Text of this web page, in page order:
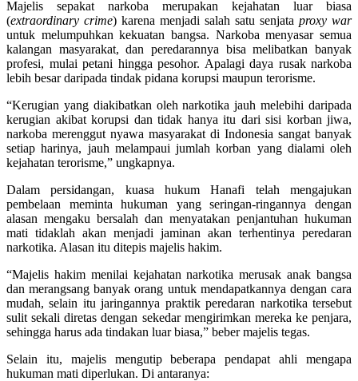
Majelis sepakat narkoba merupakan kejahatan luar biasa
(extraordinary crime) karena menjadi salah satu senjata proxy war
untuk melumpuhkan kekuatan bangsa. Narkoba menyasar semua
kalangan masyarakat, dan peredarannya bisa melibatkan banyak
profesi, mulai petani hingga pesohor. Apalagi daya rusak narkoba
lebih besar daripada tindak pidana korupsi maupun terorisme.
“Kerugian yang diakibatkan oleh narkotika jauh melebihi daripada
kerugian akibat korupsi dan tidak hanya itu dari sisi korban jiwa,
narkoba merenggut nyawa masyarakat di Indonesia sangat banyak
setiap harinya, jauh melampaui jumlah korban yang dialami oleh
kejahatan terorisme,” ungkapnya.
Dalam persidangan, kuasa hukum Hanafi telah mengajukan
pembelaan meminta hukuman yang seringan-ringannya dengan
alasan mengaku bersalah dan menyatakan penjantuhan hukuman
mati tidaklah akan menjadi jaminan akan terhentinya peredaran
narkotika. Alasan itu ditepis majelis hakim.
“Majelis hakim menilai kejahatan narkotika merusak anak bangsa
dan merangsang banyak orang untuk mendapatkannya dengan cara
mudah, selain itu jaringannya praktik peredaran narkotika tersebut
sulit sekali diretas dengan sekedar mengirimkan mereka ke penjara,
sehingga harus ada tindakan luar biasa,” beber majelis tegas.
Selain itu, majelis mengutip beberapa pendapat ahli mengapa
hukuman mati diperlukan. Di antaranya: